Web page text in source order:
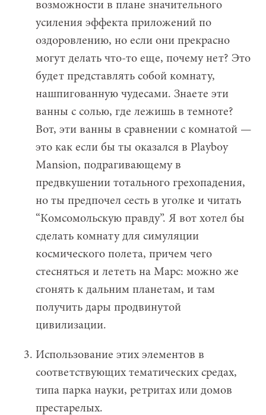
возможности в плане значительного
усиления эффекта приложений по
оздоровлению, но если они прекрасно
могут делать что-то еще, почему нет? Это
будет представлять собой комнату,
нашпигованную чудесами. Знаете эти
ванны с солью, где лежишь в темноте?
Вот, эти ванны в сравнении с комнатой —
это как если бы ты оказался в Playboy
Mansion, подрагивающему в
предвкушении тотального грехопадения,
но ты предпочел сесть в уголке и читать
“Комсомольскую правду”. Я вот хотел бы
сделать комнату для симуляции
космического полета, причем чего
стесняться и лететь на Марс: можно же
сгонять к дальним планетам, и там
получить дары продвинутой
цивилизации.
Использование этих элементов в
соответствующих тематических средах,
типа парка науки, ретритах или домов
престарелых.